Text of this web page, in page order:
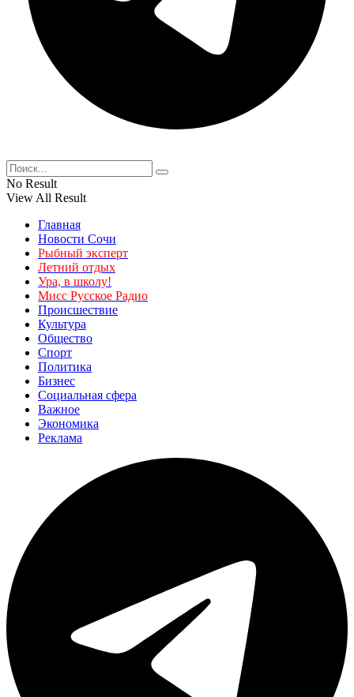
No Result
View All Result
Главная
Новости Сочи
Рыбный эксперт
Летний отдых
Ура, в школу!
Мисс Русское Радио
Происшествие
Культура
Общество
Спорт
Политика
Бизнес
Социальная сфера
Важное
Экономика
Реклама